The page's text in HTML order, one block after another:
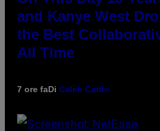
and Kanye West
the Best
All Time
7 ore faDi Caleb Catlin